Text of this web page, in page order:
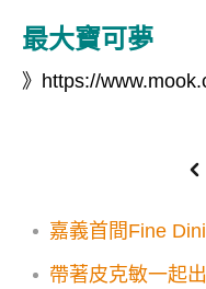
最大寶可夢
》 https://
嘉義首間Fine
帶著皮克敏一起